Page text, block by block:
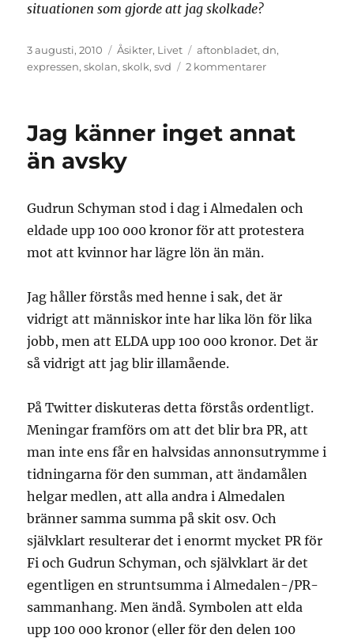
situationen som gjorde att jag skolkade?
Publicerat
den
3 augusti, 2010 Kategorier
Åsikter, Livet Etiketter
aftonbladet,dn,
expressen,skolan,skolk,svd 2 kommentarertill
Jag känner inget annat
än avsky
Gudrun Schyman stod i dag i Almedalen och
eldade upp 100 000 kronor för att protestera
mot att kvinnor har lägre lön än män.
Jag håller förstås med henne i sak, det är
vidrigt att människor inte har lika lön för lika
jobb, men att ELDA upp 100 000 kronor. Det är
så vidrigt att jag blir illamående.
På Twitter diskuteras detta förstås ordentligt.
Meningar framförs om att det blir bra PR, att
man inte ens får en halvsidas annonsutrymme i
tidningarna för den summan, att ändamålen
helgar medlen, att alla andra i Almedalen
bränner samma summa på skit osv. Och
självklart resulterar det i enormt mycket PR för
Fi och Gudrun Schyman, och självklart är det
egentligen en struntsumma i Almedalen-/PR-
sammanhang. Men ändå. Symbolen att elda
upp 100 000 kronor (eller för den delen 100